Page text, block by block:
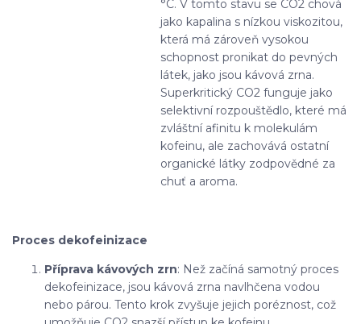
°C. V tomto stavu se CO2 chová
jako kapalina s nízkou viskozitou,
která má zároveň vysokou
schopnost pronikat do pevných
látek, jako jsou kávová zrna.
Superkritický CO2 funguje jako
selektivní rozpouštědlo, které má
zvláštní afinitu k molekulám
kofeinu, ale zachovává ostatní
organické látky zodpovědné za
chuť a aroma.
Proces dekofeinizace
Příprava kávových zrn: Než začíná samotný proces
dekofeinizace, jsou kávová zrna navlhčena vodou
nebo párou. Tento krok zvyšuje jejich poréznost, což